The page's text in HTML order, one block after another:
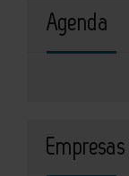
Agenda
Empresas